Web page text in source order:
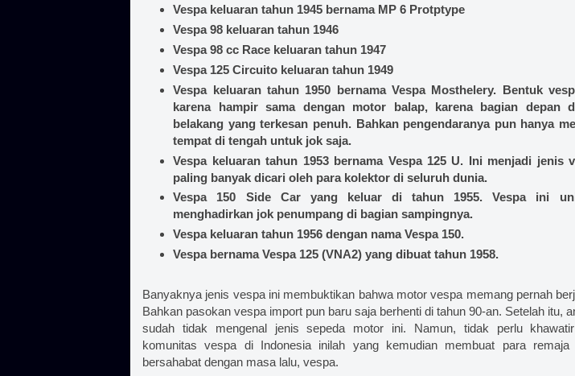
Vespa keluaran tahun 1945 bernama MP 6 Protptype
Vespa 98 keluaran tahun 1946
Vespa 98 cc Race keluaran tahun 1947
Vespa 125 Circuito keluaran tahun 1949
Vespa keluaran tahun 1950 bernama Vespa Mosthelery. Bentuk
karena hampir sama dengan motor balap, karena bagian depan
belakang yang terkesan penuh. Bahkan pengendaranya pun hanya
tempat di tengah untuk jok saja.
Vespa keluaran tahun 1953 bernama Vespa 125 U. Ini menjadi jenis
paling banyak dicari oleh para kolektor di seluruh dunia.
Vespa 150 Side Car yang keluar di tahun 1955. Vespa ini
menghadirkan jok penumpang di bagian sampingnya.
Vespa keluaran tahun 1956 dengan nama Vespa 150.
Vespa bernama Vespa 125 (VNA2) yang dibuat tahun 1958.
Banyaknya jenis vespa ini membuktikan bahwa motor vespa memang pernah
Bahkan pasokan vespa import pun baru saja berhenti di tahun 90-an. Setelah itu,
sudah tidak mengenal jenis sepeda motor ini. Namun, tidak perlu
komunitas vespa di Indonesia inilah yang kemudian membuat para
bersahabat dengan masa lalu, vespa.